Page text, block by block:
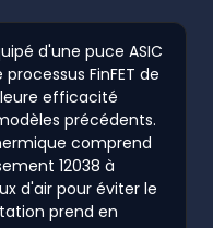
d'une puce ASIC
FinFET de
efficacité
précédents.
comprend
12038 à
d'air pour éviter le
prend en